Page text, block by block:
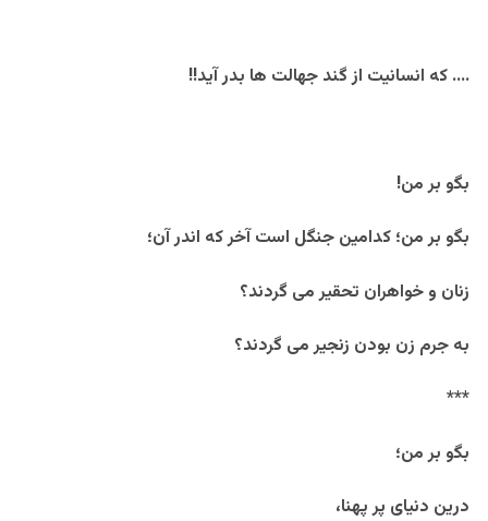
…. که انسانیت از گند جهالت ها بدر آید!!
بگو بر من!
بگو بر من؛ کدامین جنگل است آخر که اندر آن؛
زنان و خواهران تحقیر می گردند؟
به جرم زن بودن زنجیر می گردند؟
***
بگو بر من؛
درین دنیای پر پهنا،